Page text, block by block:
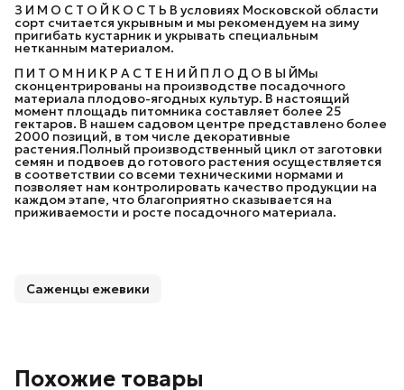
З И М О С Т О Й К О С Т Ь В условиях Московской области
сорт считается укрывным и мы рекомендуем на зиму
пригибать кустарник и укрывать специальным
нетканным материалом.
П И Т О М Н И К Р А С Т Е Н И Й П Л О Д О В Ы ЙМы
сконцентрированы на производстве посадочного
материала плодово-ягодных культур. В настоящий
момент площадь питомника составляет более 25
гектаров. В нашем садовом центре представлено более
2000 позиций, в том числе декоративные
растения.Полный производственный цикл от заготовки
семян и подвоев до готового растения осуществляется
в соответствии со всеми техническими нормами и
позволяет нам контролировать качество продукции на
каждом этапе, что благоприятно сказывается на
приживаемости и росте посадочного материала.
Саженцы ежевики
Похожие товары